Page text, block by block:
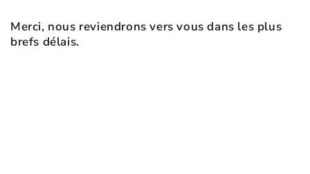
Merci, nous reviendrons vers vous dans les plus
brefs délais.